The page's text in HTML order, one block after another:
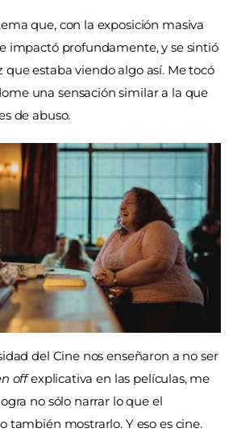
que, con la exposición masiva
impactó profundamente, y se sintió
estaba viendo algo así. Me tocó
una sensación similar a la que
de abuso.
del Cine nos enseñaron a no ser
offexplicativa en las películas, me
no sólo narrar lo que el
también mostrarlo. Y eso es cine.